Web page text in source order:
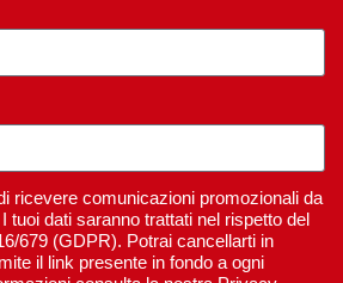
ricevere comunicazioni promozionali da
tuoi dati saranno trattati nel rispetto del
679 (GDPR). Potrai cancellarti in
il link presente in fondo a ogni